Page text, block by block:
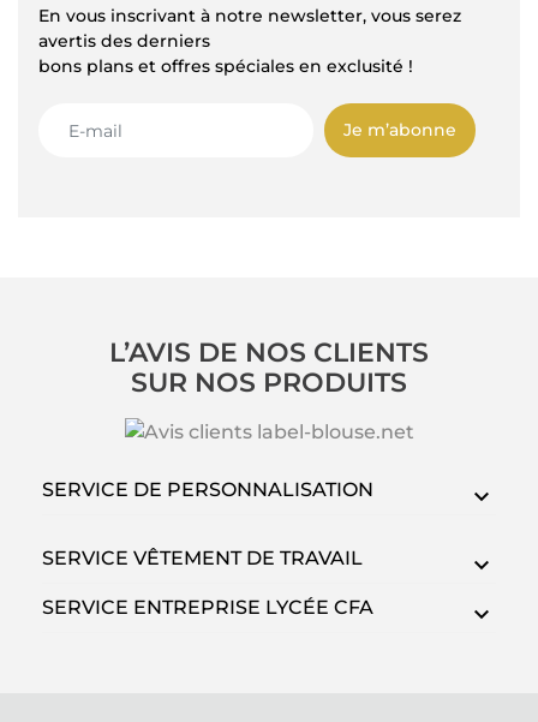
En vous inscrivant à notre newsletter, vous serez
avertis des derniers
bons plans et offres spéciales en exclusité !
Je m’abonne
L’AVIS DE NOS CLIENTS
SUR NOS PRODUITS
SERVICE DE PERSONNALISATION
SERVICE VÊTEMENT DE TRAVAIL
SERVICE ENTREPRISE LYCÉE CFA